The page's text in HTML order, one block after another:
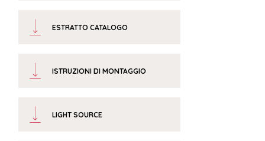
ESTRATTO CATALOGO
ISTRUZIONI DI MONTAGGIO
LIGHT SOURCE